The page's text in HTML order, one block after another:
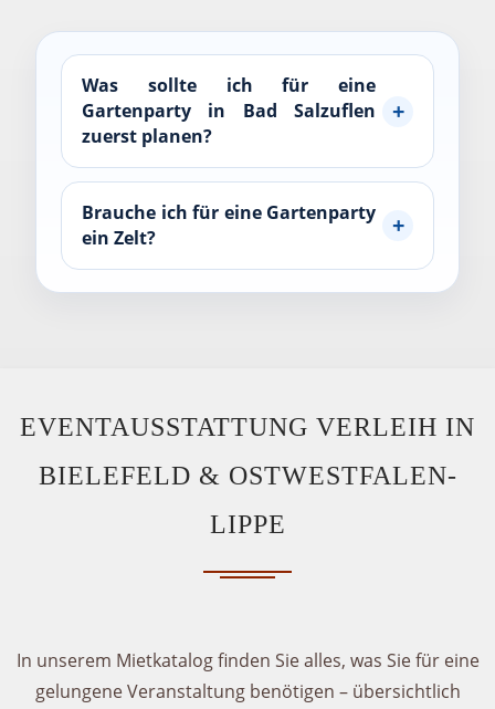
Was sollte ich für eine
Gartenparty in Bad Salzuflen
zuerst planen?
Brauche ich für eine Gartenparty
ein Zelt?
EVENTAUSSTATTUNG VERLEIH IN
BIELEFELD & OSTWESTFALEN-
LIPPE
In unserem Mietkatalog finden Sie alles, was Sie für eine
gelungene Veranstaltung benötigen – übersichtlich